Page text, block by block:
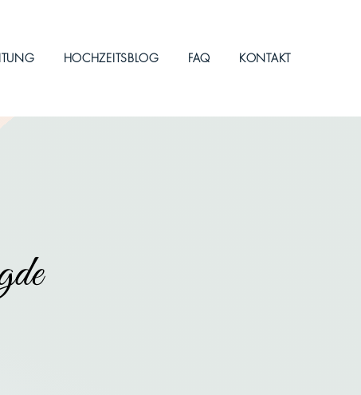
HOCHZEITSBLOG FAQ KONTAKT